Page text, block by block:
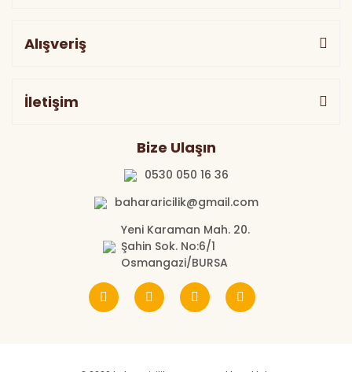
Alışveriş
İletişim
Bize Ulaşın
0530 050 16 36
bahararicilik@gmail.com
Yeni Karaman Mah. 20.
Şahin Sok. No:6/1
Osmangazi/BURSA